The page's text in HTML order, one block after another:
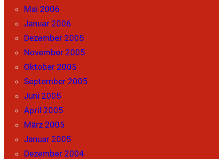
Mai 2006
Januar 2006
Dezember 2005
November 2005
Oktober 2005
September 2005
Juni 2005
April 2005
März 2005
Januar 2005
Dezember 2004